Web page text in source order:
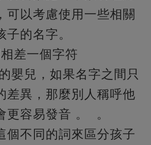
可以考慮使用一些相關
子的名字。
差一個字符
嬰兒，如果名字之間只
差異，那麼別人稱呼他
更容易發音 。 。
個不同的詞來區分孩子